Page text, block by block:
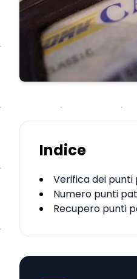
Indice
Verifica dei
Numero punti
Recupero punti